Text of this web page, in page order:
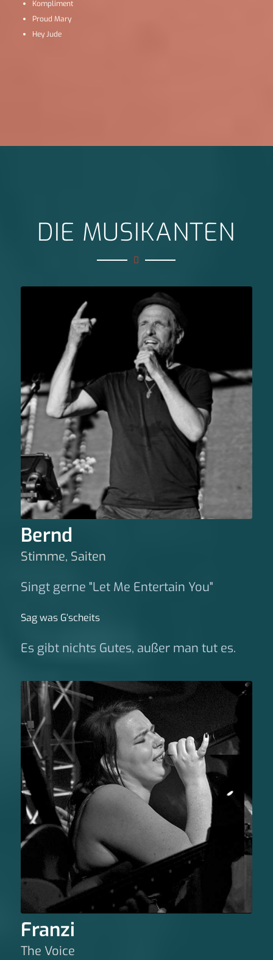
Kompliment
Proud Mary
Hey Jude
DIE MUSIKANTEN
Bernd
Stimme, Saiten
Singt gerne "Let Me Entertain You"
Sag was G‘scheits
Es gibt nichts Gutes, außer man tut es.
Franzi
The Voice